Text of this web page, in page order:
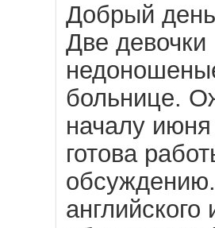
Добрый
Две девочки
больнице.
началу
готова